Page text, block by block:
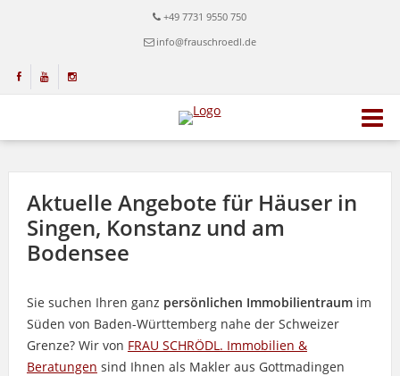
+49 7731 9550 750
info@frauschroedl.de
Aktuelle Angebote für Häuser in
Singen, Konstanz und am
Bodensee
Sie suchen Ihren ganz persönlichen Immobilientraumim
Süden von Baden-Württemberg nahe der Schweizer
Grenze? Wir von FRAU SCHRÖDL. Immobilien &
Beratungen sind Ihnen als Makler aus Gottmadingen